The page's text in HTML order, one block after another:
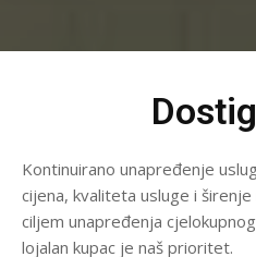
Kontinuirano unapređenje
cijena, kvaliteta usluge i
ciljem unapređenja
lojalan kupac je naš prioritet.